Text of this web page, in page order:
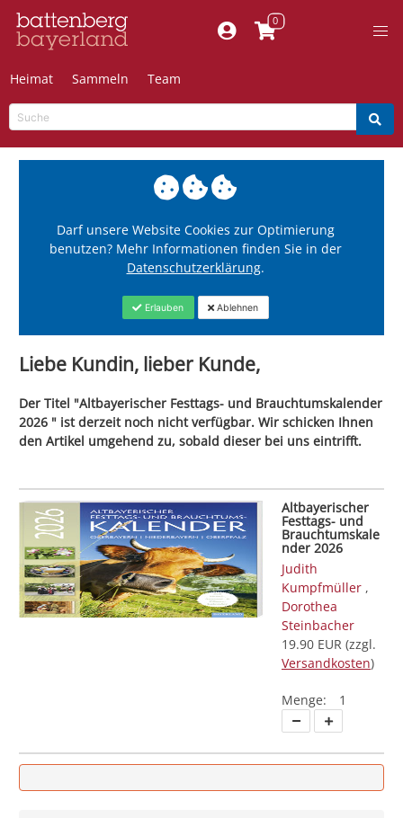
Heimat Sammeln Team
Darf unsere Website Cookies zur Optimierung
benutzen? Mehr Informationen finden Sie in der
Datenschutzerklärung.
Erlauben Ablehnen
Liebe Kundin, lieber Kunde,
Der Titel "Altbayerischer Festtags- und Brauchtumskalender
2026 " ist derzeit noch nicht verfügbar. Wir schicken Ihnen
den Artikel umgehend zu, sobald dieser bei uns eintrifft.
Altbayerischer
Festtags- und
Brauchtumskale
nder 2026
Judith
Kumpfmüller ,
Dorothea
Steinbacher
19.90 EUR (zzgl.
Versandkosten)
Menge: 1